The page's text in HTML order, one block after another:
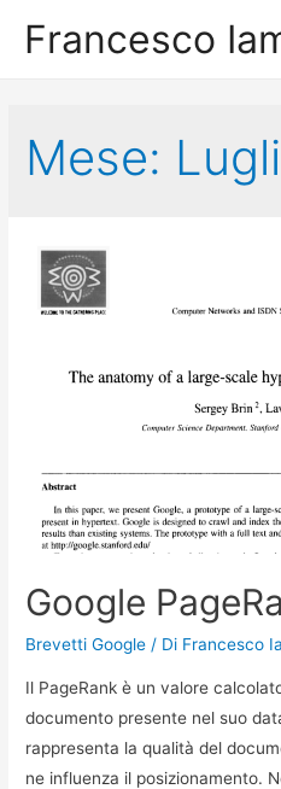
Francesco
Mese:
Google
Brevetti Google / Di Francesco
Il PageRank è un valore
documento presente nel suo
rappresenta la qualità del
ne influenza il posizionamento.